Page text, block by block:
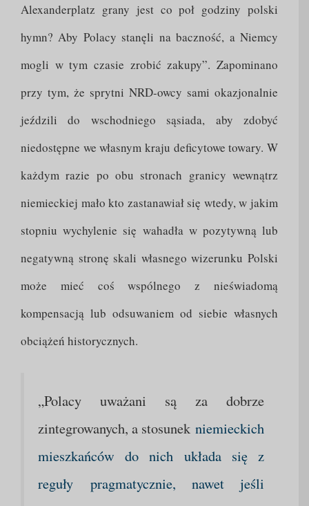
Alexanderplatz grany jest co poł godziny polski
hymn? Aby Polacy stanęli na baczność, a Niemcy
mogli w tym czasie zrobić zakupy”. Zapominano
przy tym, że sprytni NRD-owcy sami okazjonalnie
jeździli do wschodniego sąsiada, aby zdobyć
niedostępne we własnym kraju deficytowe towary. W
każdym razie po obu stronach granicy wewnątrz
niemieckiej mało kto zastanawiał się wtedy, w jakim
stopniu wychylenie się wahadła w pozytywną lub
negatywną stronę skali własnego wizerunku Polski
może mieć coś wspólnego z nieświadomą
kompensacją lub odsuwaniem od siebie własnych
obciążeń historycznych.
„Polacy uważani są za dobrze
zintegrowanych, a stosunek niemieckich
mieszkańców do nich układa się z
reguły pragmatycznie, nawet jeśli